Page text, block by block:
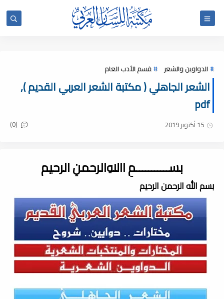
الدواوين والشعر قسم الأدب العام
الشعر الجاهلي ( مكتبة الشعر العربي القديم ),
pdf
15 أكتوبر 2019 (0)
بســـــــــــمِ اﷲِالرحمنِ الرحيم
بسم الله الرحمن الرحيم